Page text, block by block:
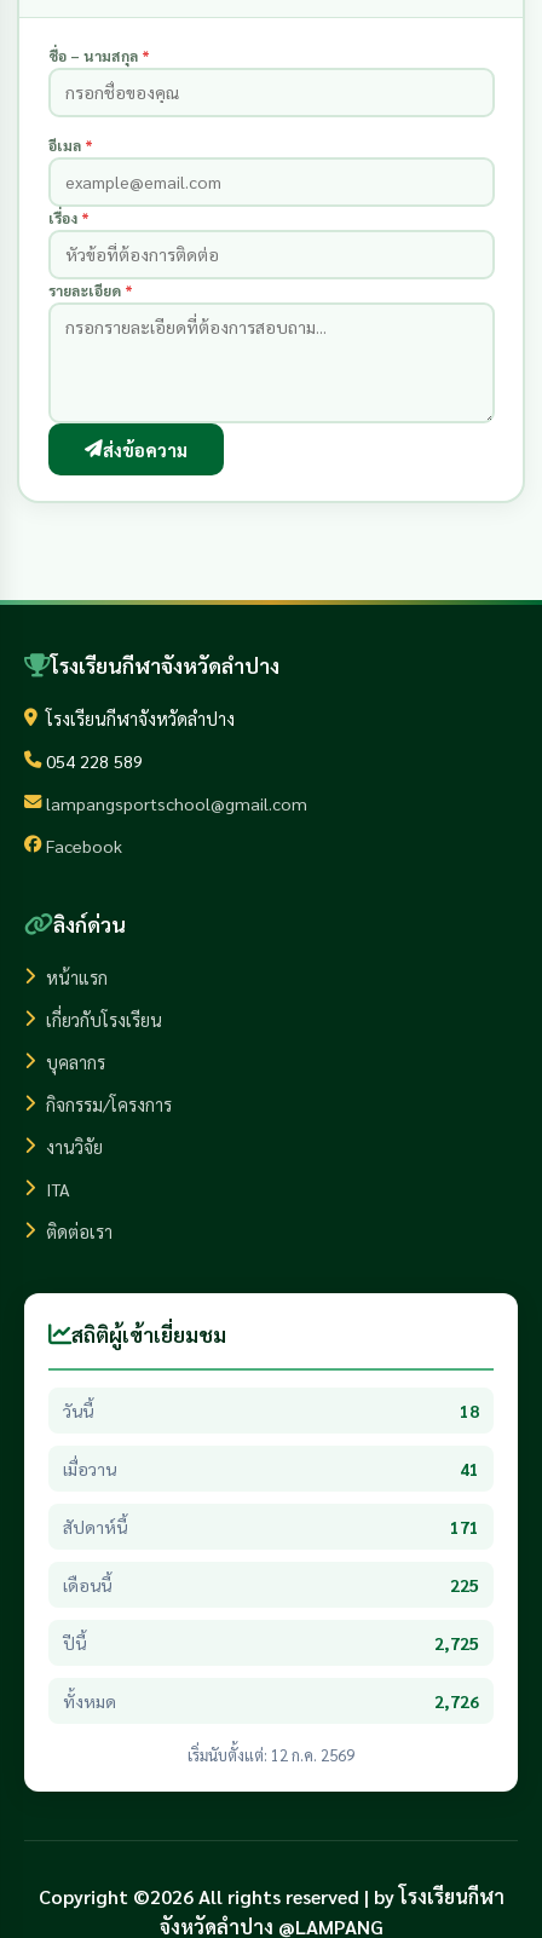
ชื่อ – นามสกุล *
อีเมล *
เรื่อง *
รายละเอียด *
ส่งข้อความ
โรงเรียนกีฬาจังหวัดลำปาง
โรงเรียนกีฬาจังหวัดลำปาง
054 228 589
lampangsportschool@gmail.com
Facebook
ลิงก์ด่วน
หน้าแรก
เกี่ยวกับโรงเรียน
บุคลากร
กิจกรรม/โครงการ
งานวิจัย
ITA
ติดต่อเรา
สถิติผู้เข้าเยี่ยมชม
วันนี้ 18
เมื่อวาน 41
สัปดาห์นี้ 171
เดือนนี้ 225
ปีนี้ 2,725
ทั้งหมด 2,726
เริ่มนับตั้งแต่: 12 ก.ค. 2569
Copyright ©2026 All rights reserved | by โรงเรียนกีฬา
จังหวัดลำปาง @LAMPANG